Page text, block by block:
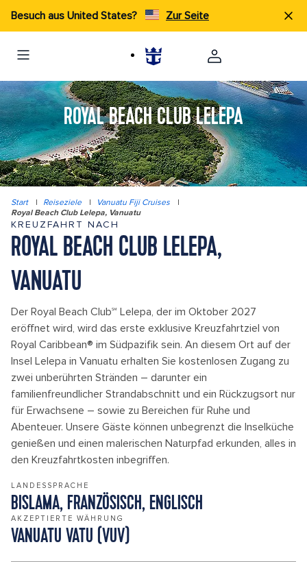
Besuch aus United States? Zur Seite
ROYAL BEACH CLUB LELEPA
Start | Reiseziele | Vanuatu Fiji Cruises
|
Royal Beach Club Lelepa, Vanuatu
KREUZFAHRT NACH
ROYAL BEACH CLUB LELEPA,
VANUATU
Der Royal Beach Club℠ Lelepa, der im Oktober 2027
eröffnet wird, wird das erste exklusive Kreuzfahrtziel von
Royal Caribbean® im Südpazifik sein. An diesem Ort auf der
Insel Lelepa in Vanuatu erhalten Sie kostenlosen Zugang zu
zwei unberührten Stränden – darunter ein
familienfreundlicher Strandabschnitt und ein Rückzugsort nur
für Erwachsene – sowie zu Bereichen für Ruhe und
Abenteuer. Unsere Gäste können unbegrenzt die Inselküche
genießen und einen malerischen Naturpfad erkunden, alles in
den Kreuzfahrtkosten inbegriffen.
LANDESSPRACHE
BISLAMA, FRANZÖSISCH, ENGLISCH
AKZEPTIERTE WÄHRUNG
VANUATU VATU (VUV)